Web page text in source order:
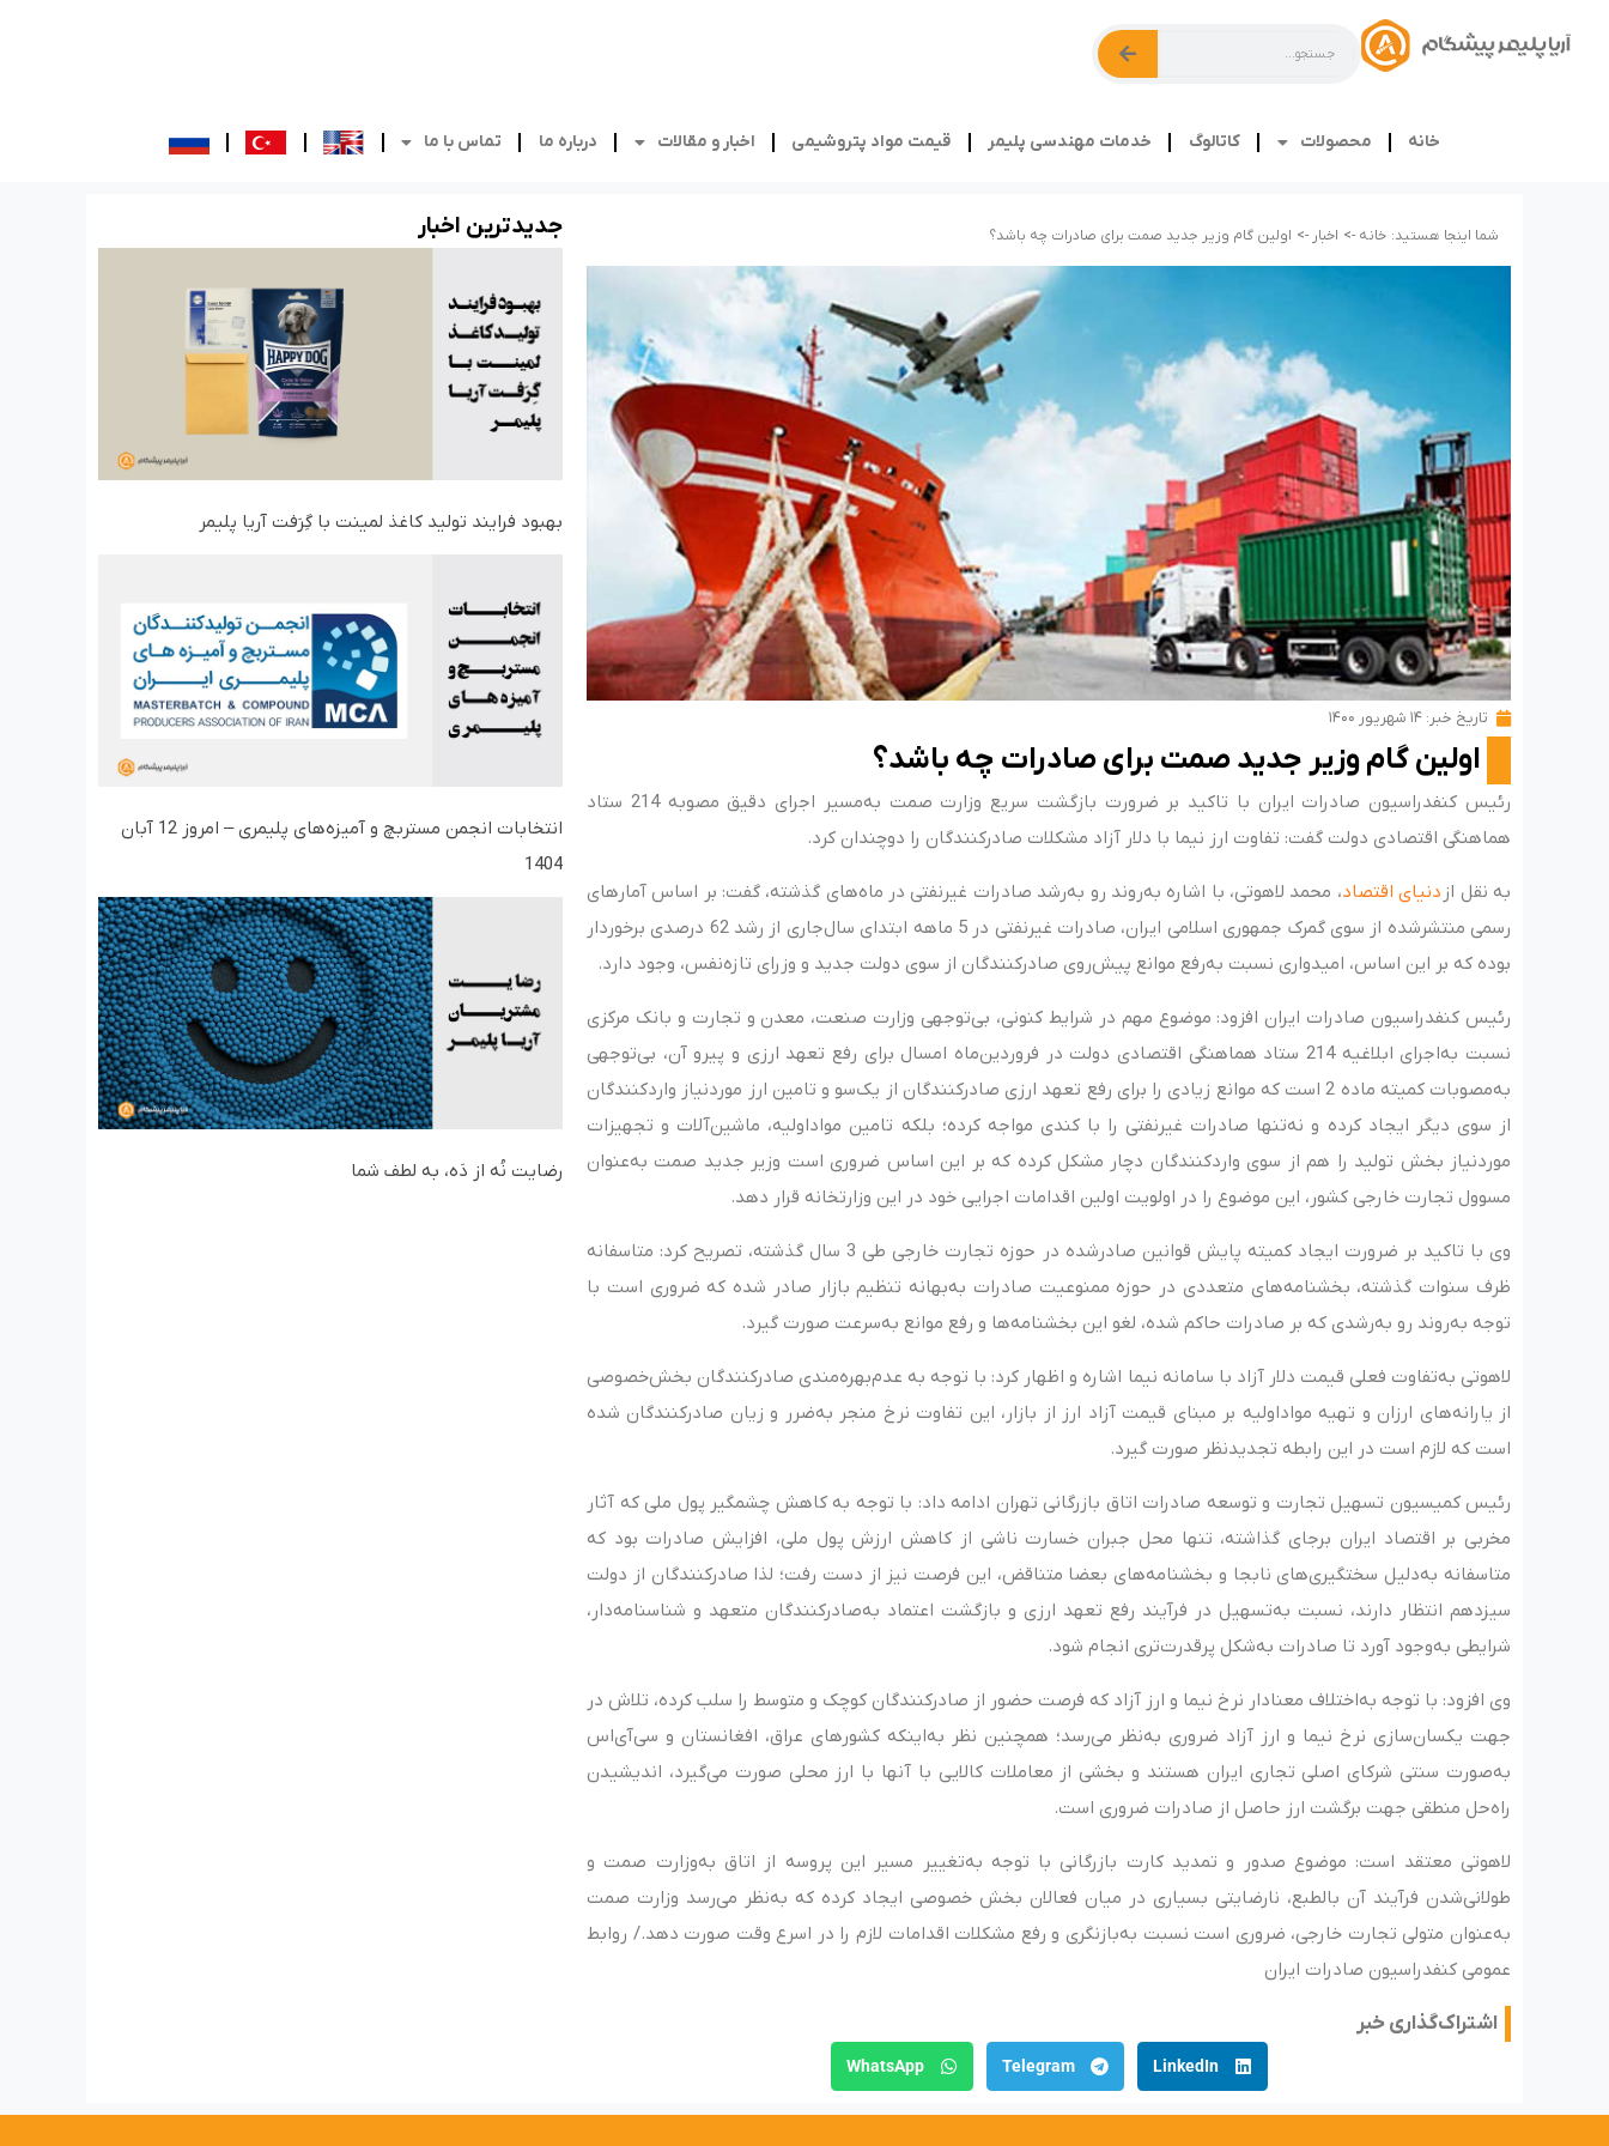
خانه محصولات کاتالوگ خدمات مهندسی پلیمر قیمت مواد پتروشیمی اخبار و مقالات درباره ما تماس با ما
شما اینجا هستید: خانه -> اخبار -> اولین گام وزیر جدید صمت برای صادرات چه باشد؟
تاریخ خبر: ۱۴ شهریور ۱۴۰۰
اولین گام وزیر جدید صمت برای صادرات چه باشد؟
رئیس کنفدراسیون صادرات ایران با تاکید بر ضرورت بازگشت سریع وزارت صمت به‌مسیر اجرای دقیق مصوبه 214 ستاد
هماهنگی اقتصادی دولت گفت: تفاوت ارز نیما با دلار آزاد مشکلات صادرکنندگان را دوچندان کرد.
به نقل از دنیای اقتصاد، محمد لاهوتی، با اشاره به‌روند رو به‌رشد صادرات غیرنفتی در ماه‌های گذشته، گفت: بر اساس آمارهای
رسمی منتشر‌شده از سوی گمرک جمهوری اسلامی ایران، صادرات غیرنفتی در 5 ماهه ابتدای سال‌جاری از رشد 62 درصدی برخوردار
بوده که بر این اساس، امیدواری نسبت به‌رفع موانع پیش‌روی صادرکنندگان از سوی دولت جدید و وزرای تازه‌نفس، وجود دارد.
رئیس کنفدراسیون صادرات ایران افزود: موضوع مهم در شرایط کنونی، بی‌توجهی وزارت صنعت، معدن و تجارت و بانک مرکزی
نسبت به‌اجرای ابلاغیه 214 ستاد هماهنگی اقتصادی دولت در فروردین‌ماه امسال برای رفع تعهد ارزی و پیرو آن، بی‌توجهی
به‌مصوبات کمیته ماده 2 است که موانع زیادی را برای رفع تعهد ارزی صادرکنندگان از یک‌سو و تامین ارز موردنیاز واردکنندگان
از سوی دیگر ایجاد کرده و نه‌تنها صادرات غیرنفتی را با کندی مواجه کرده؛ بلکه تامین مواد‌اولیه، ماشین‌آلات و تجهیزات
مورد‌نیاز بخش تولید را هم از سوی واردکنندگان دچار مشکل کرده که بر این اساس ضروری است وزیر جدید صمت به‌عنوان
مسوول تجارت خارجی کشور، این موضوع را در اولویت اولین اقدامات اجرایی خود در این وزارتخانه قرار دهد.
وی با تاکید بر ضرورت ایجاد کمیته پایش قوانین صادرشده در حوزه تجارت خارجی طی 3 سال گذشته، تصریح کرد: متاسفانه
ظرف سنوات گذشته، بخشنامه‌های متعددی در حوزه ممنوعیت صادرات به‌بهانه تنظیم بازار صادر شده که ضروری است با
توجه به‌روند رو به‌رشدی که بر صادرات حاکم شده، لغو این بخشنامه‌ها و رفع موانع به‌سرعت صورت گیرد.
لاهوتی به‌تفاوت فعلی قیمت دلار آزاد با سامانه نیما اشاره و اظهار کرد: با توجه به ‌عدم‌بهره‌مندی صادرکنندگان بخش‌خصوصی
از یارانه‌های ارزان و تهیه مواد‌اولیه بر مبنای قیمت آزاد ارز از بازار، این تفاوت نرخ منجر به‌ضرر و زیان صادرکنندگان شده
است که لازم است در این رابطه تجدیدنظر صورت گیرد.
رئیس کمیسیون تسهیل تجارت و توسعه صادرات اتاق بازرگانی تهران ادامه داد: با توجه به‌ کاهش چشمگیر پول ملی که آثار
مخربی بر اقتصاد ایران بر‌جای گذاشته، تنها محل جبران خسارت ناشی از کاهش ارزش پول ملی، افزایش صادرات بود که
متاسفانه به‌دلیل سختگیری‌های نابجا و بخشنامه‌های بعضا متناقض، این فرصت نیز از دست رفت؛ لذا صادرکنندگان از دولت
سیزدهم انتظار دارند، نسبت به‌تسهیل در فرآیند رفع تعهد ارزی و بازگشت اعتماد به‌صادرکنندگان متعهد و شناسنامه‌دار،
شرایطی به‌وجود آورد تا صادرات به‌شکل پرقدرت‌تری انجام شود.
وی افزود: با توجه به‌اختلاف معنادار نرخ نیما و ارز آزاد که فرصت حضور از صادرکنندگان کوچک و متوسط را سلب کرده، تلاش در
جهت یکسان‌سازی نرخ نیما و ارز آزاد ضروری به‌نظر می‌رسد؛ همچنین نظر به‌اینکه کشورهای عراق، افغانستان و سی‌آی‌اس
به‌صورت سنتی شرکای اصلی تجاری ایران هستند و بخشی از معاملات کالایی با آنها با ارز محلی صورت می‌گیرد، اندیشیدن
راه‌حل منطقی جهت برگشت ارز حاصل از صادرات ضروری است.
لاهوتی معتقد است: موضوع صدور و تمدید کارت بازرگانی با توجه به‌تغییر مسیر این پروسه از اتاق به‌وزارت صمت و
طولانی‌شدن فرآیند آن بالطبع، نارضایتی بسیاری در میان فعالان بخش خصوصی ایجاد کرده که به‌نظر می‌رسد وزارت صمت
به‌عنوان متولی تجارت خارجی، ضروری است نسبت به‌بازنگری و رفع مشکلات اقدامات لازم را در اسرع وقت صورت دهد./ روابط‌
عمومی کنفدراسیون صادرات ایران
اشتراک‌گذاری خبر
LinkedIn
Telegram
WhatsApp
جدید‌ترین اخبار
بهبود فرایند تولید کاغذ لمینت با گِرَفت آریا پلیمر
انتخابات انجمن مستربچ و آمیزه‌های پلیمری – امروز 12 آبان
1404
رضایت نُه از دَه، به لطف شما